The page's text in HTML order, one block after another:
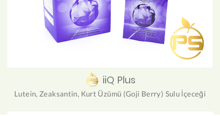
iiQ Plus
Lutein, Zeaksantin, Kurt Üzümü (Goji Berry) Sulu İçeceği